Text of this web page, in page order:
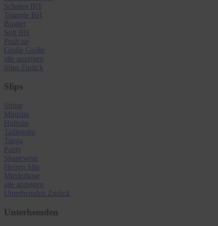
Schalen BH
Triangle BH
Bustier
Soft BH
Push up
Große Größe
alle anzeigen
Slips Zurück
Slips
String
Minislip
Hüftslip
Taillenslip
Tanga
Panty
Shapewear
Herren Slip
Miederhose
alle anzeigen
Unterhemden Zurück
Unterhemden